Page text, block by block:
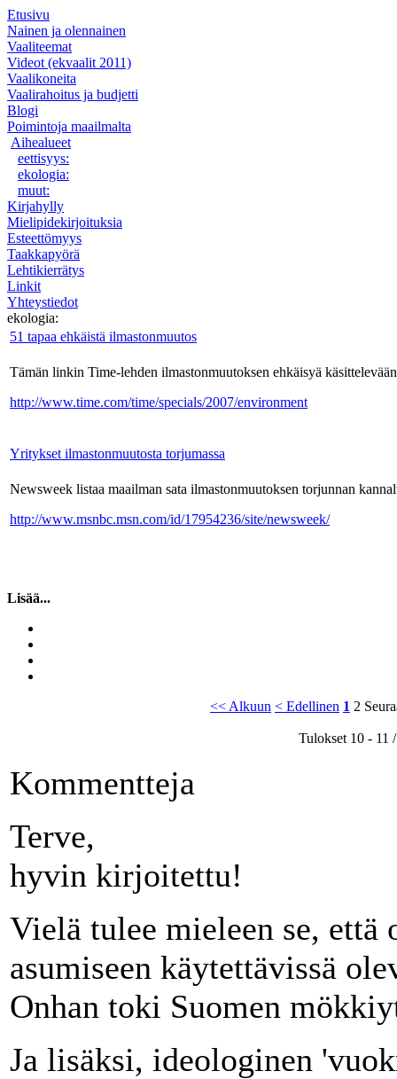
Etusivu
Nainen ja olennainen
Vaaliteemat
Videot (ekvaalit 2011)
Vaalikoneita
Vaalirahoitus ja budjetti
Blogi
Poimintoja maailmalta
Aihealueet
eettisyys:
ekologia:
muut:
Kirjahylly
Mielipidekirjoituksia
Esteettömyys
Taakkapyörä
Lehtikierrätys
Linkit
Yhteystiedot
ekologia:
51 tapaa ehkäistä ilmastonmuutos
Tämän linkin Time-lehden ilmastonmuutoksen ehkäisyä
http://www.time.com/time/specials/2007/environment
Yritykset ilmastonmuutosta torjumassa
Newsweek listaa maailman sata ilmastonmuutoksen torjunnan
http://www.msnbc.msn.com/id/17954236/site/newsweek/
Lisää...
<< Alkuun < Edellinen 1 2
Tulokset 10 - 11
Kommentteja
Terve,
hyvin kirjoitettu!
Vielä tulee mieleen se,
asumiseen käytettävissä
Onhan toki Suomen
Ja lisäksi, ideologinen